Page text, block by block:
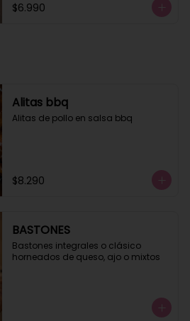
$6.990
Alitas bbq
Alitas de pollo en salsa bbq
$8.290
BASTONES
Bastones integrales o clásico
horneados de queso, ajo o mixtos